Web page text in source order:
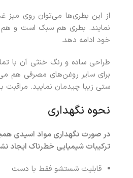
از این بطری‌ها می‌توان روی میز
نمایند. بطری هم سبک است و هم
خود ادامه دهد.
طراحی ساده و رنگ خنثی آن با
برای سایر روغن‌های مصرفی هم
ستی زیبا چیدمان نمایید. مراقبت
نحوه نگهداری
در صورت نگهداری مواد اسیدی
ترکیبات شیمیایی خطرناک ایجاد
قابلیت شستشو فقط با دست